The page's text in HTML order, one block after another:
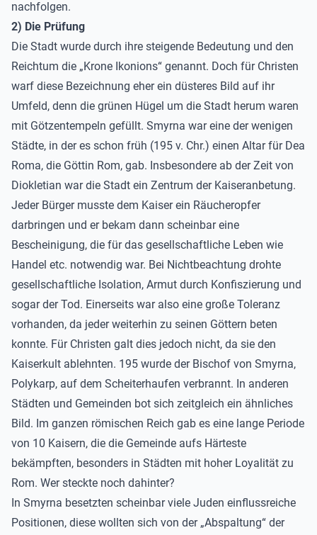
nachfolgen.
2) Die Prüfung
Die Stadt wurde durch ihre steigende Bedeutung und den
Reichtum die „Krone Ikonions“ genannt. Doch für Christen
warf diese Bezeichnung eher ein düsteres Bild auf ihr
Umfeld, denn die grünen Hügel um die Stadt herum waren
mit Götzentempeln gefüllt. Smyrna war eine der wenigen
Städte, in der es schon früh (195 v. Chr.) einen Altar für Dea
Roma, die Göttin Rom, gab. Insbesondere ab der Zeit von
Diokletian war die Stadt ein Zentrum der Kaiseranbetung.
Jeder Bürger musste dem Kaiser ein Räucheropfer
darbringen und er bekam dann scheinbar eine
Bescheinigung, die für das gesellschaftliche Leben wie
Handel etc. notwendig war. Bei Nichtbeachtung drohte
gesellschaftliche Isolation, Armut durch Konfiszierung und
sogar der Tod. Einerseits war also eine große Toleranz
vorhanden, da jeder weiterhin zu seinen Göttern beten
konnte. Für Christen galt dies jedoch nicht, da sie den
Kaiserkult ablehnten. 195 wurde der Bischof von Smyrna,
Polykarp, auf dem Scheiterhaufen verbrannt. In anderen
Städten und Gemeinden bot sich zeitgleich ein ähnliches
Bild. Im ganzen römischen Reich gab es eine lange Periode
von 10 Kaisern, die die Gemeinde aufs Härteste
bekämpften, besonders in Städten mit hoher Loyalität zu
Rom. Wer steckte noch dahinter?
In Smyrna besetzten scheinbar viele Juden einflussreiche
Positionen, diese wollten sich von der „Abspaltung“ der